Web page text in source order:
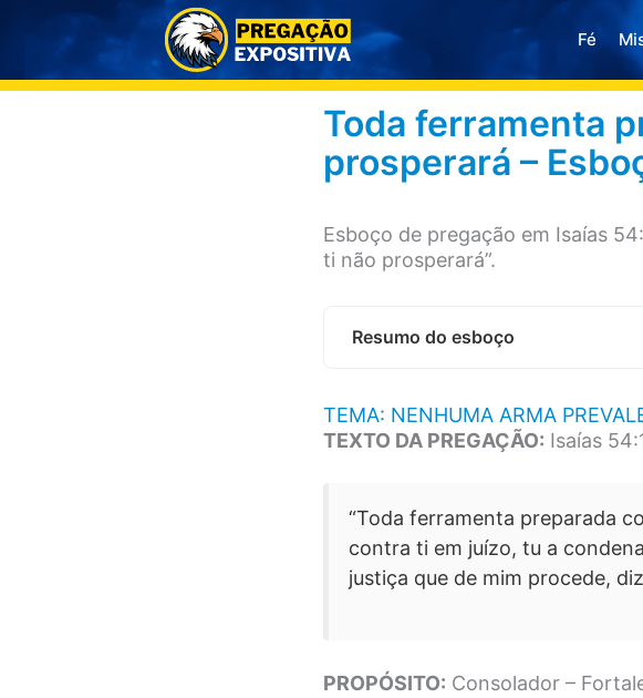
conteúdo
Fé
Toda ferramenta
prosperará –
Esboço de pregação em Isaías
ti não prosperará”.
Resumo do esboço
TEMA: NENHUMA ARMA
TEXTO DA PREGAÇÃO: Isaías
“Toda ferramenta preparada
contra ti em juízo, tu a
justiça que de mim procede,
PROPÓSITO: Consolador –